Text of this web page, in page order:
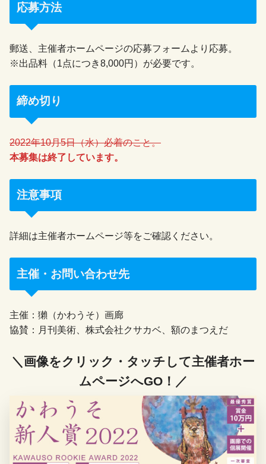
応募方法
郵送、主催者ホームページの応募フォームより応募。
※出品料（1点につき8,000円）が必要です。
締め切り
2022年10月5日（水）必着のこと。
本募集は終了しています。
注意事項
詳細は主催者ホームページ等をご確認ください。
主催・お問い合わせ先
主催：獺（かわうそ）画廊
協賛：月刊美術、株式会社クサカベ、額のまつえだ
＼画像をクリック・タッチして主催者ホー
ムページへGO！／